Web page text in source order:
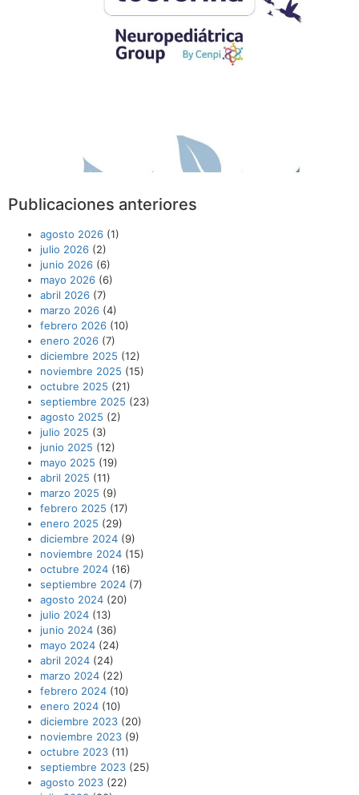
Publicaciones anteriores
agosto 2026 (1)
julio 2026 (2)
junio 2026 (6)
mayo 2026 (6)
abril 2026 (7)
marzo 2026 (4)
febrero 2026 (10)
enero 2026 (7)
diciembre 2025 (12)
noviembre 2025 (15)
octubre 2025 (21)
septiembre 2025 (23)
agosto 2025 (2)
julio 2025 (3)
junio 2025 (12)
mayo 2025 (19)
abril 2025 (11)
marzo 2025 (9)
febrero 2025 (17)
enero 2025 (29)
diciembre 2024 (9)
noviembre 2024 (15)
octubre 2024 (16)
septiembre 2024 (7)
agosto 2024 (20)
julio 2024 (13)
junio 2024 (36)
mayo 2024 (24)
abril 2024 (24)
marzo 2024 (22)
febrero 2024 (10)
enero 2024 (10)
diciembre 2023 (20)
noviembre 2023 (9)
octubre 2023 (11)
septiembre 2023 (25)
agosto 2023 (22)